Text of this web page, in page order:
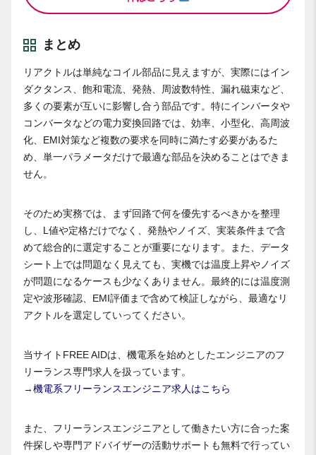
まとめ
リアクトルは単純なコイル部品に見えますが、実際にはイン
ダクタンス、飽和電流、発熱、周波数特性、漏れ磁束など、
多くの要素が互いに影響し合う部品です。特にインバータや
コンバータなどの電力変換回路では、効率、小型化、高周波
化、EMI対策など複数の要求を同時に満たす必要があるた
め、単一パラメータだけで最適な部品を決めることはできま
せん。
そのため実務では、まず回路で何を優先するべきかを整理
し、L値や定格だけでなく、発熱やノイズ、実装条件まで含
めて総合的に選定することが重要になります。また、データ
シート上では問題なく見えても、実機では温度上昇やノイズ
が問題になるケースも少なくありません。最終的には温度測
定や波形確認、EMI評価まで含めて検証しながら、最適なリ
アクトルを選定していってください。
当サイトFREE AIDは、機電系を始めとしたエンジニアのフ
リーランス専門求人を扱っています。
→機電系フリーランスエンジニア求人はこちら
また、フリーランスエンジニアとして働きたい方に合った案
件探しや専門アドバイザーの活動サポートも無料で行ってい